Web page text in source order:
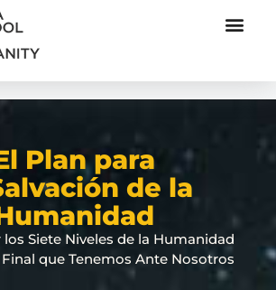
Plan para
de la
Siete Niveles de la Humanidad
que Tenemos Ante Nosotros